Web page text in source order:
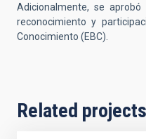
Adicionalmente, se
reconocimiento y
Conocimiento (EBC)
Related projects